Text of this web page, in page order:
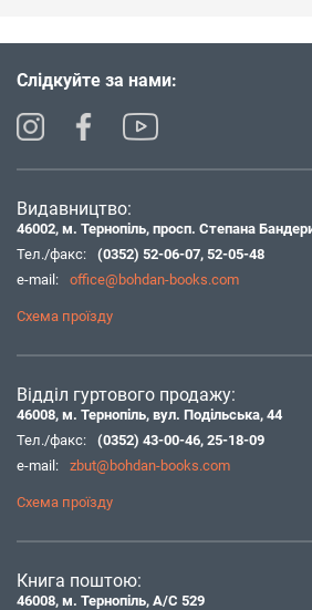
Слідкуйте за нами:
Видавництво:
46002, м. Тернопіль, просп. Степана
Тел./факс:
(0352) 52-06-07, 52-05-48
e-mail:
office@bohdan-books.com
Схема проїзду
Відділ гуртового продажу:
46008, м. Тернопіль, вул. Подільська, 44
Тел./факс:
(0352) 43-00-46, 25-18-09
e-mail:
zbut@bohdan-books.com
Схема проїзду
Книга поштою:
46008, м. Тернопіль, А/С 529